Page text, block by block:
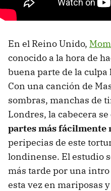
En el Reino Unido,
conocido a la hora de
buena parte de la culpa
Con una canción de
sombras, manchas de
Londres, la cabecera
partes más fácilmente
peripecias de este
londinense. El estudio
más tarde por una
esta vez en mariposas